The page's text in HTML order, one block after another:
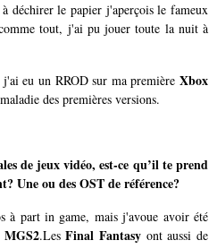
déchirer le papier j'aperçois le fameux
tout, j'ai pu jouer toute la nuit à
eu un RROD sur ma première Xbox
des premières versions.
de jeux vidéo, est-ce qu’il te prend
Une ou des OST de référence?
à part in game, mais j'avoue avoir été
MGS2.LesFinal Fantasy ont aussi de